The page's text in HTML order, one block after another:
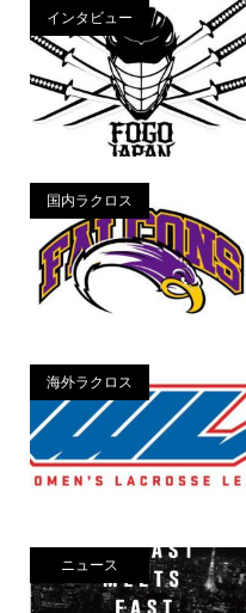
インタビュー
国内ラクロス
海外ラクロス
ニュース